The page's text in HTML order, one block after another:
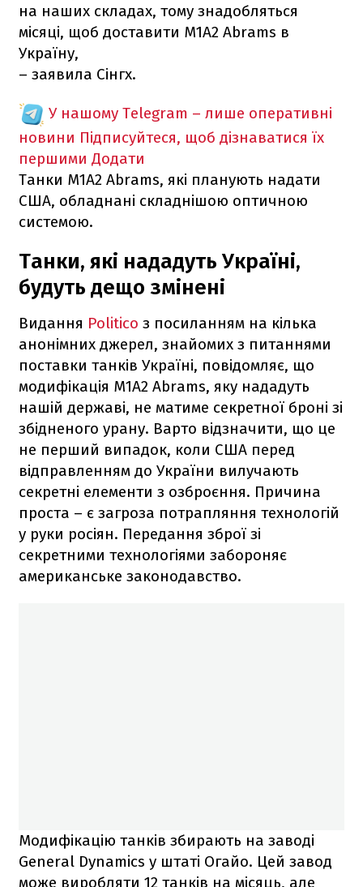
на наших складах, тому знадобляться
місяці, щоб доставити M1A2 Abrams в
Україну,
– заявила Сінгх.
У нашому Telegram – лише оперативні
новини Підписуйтеся, щоб дізнаватися їх
першими Додати
Танки M1A2 Abrams, які планують надати
США, обладнані складнішою оптичною
системою.
Танки, які нададуть Україні,
будуть дещо змінені
Видання Politico з посиланням на кілька
анонімних джерел, знайомих з питаннями
поставки танків Україні, повідомляє, що
модифікація M1A2 Abrams, яку нададуть
нашій державі, не матиме секретної броні зі
збідненого урану. Варто відзначити, що це
не перший випадок, коли США перед
відправленням до України вилучають
секретні елементи з озброєння. Причина
проста – є загроза потрапляння технологій
у руки росіян. Передання зброї зі
секретними технологіями забороняє
американське законодавство.
Модифікацію танків збирають на заводі
General Dynamics у штаті Огайо. Цей завод
може виробляти 12 танків на місяць, але